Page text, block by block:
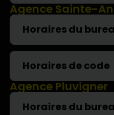
Agence Sainte-
Horaires du
Horaires de code
Agence Pluvigner
Horaires du